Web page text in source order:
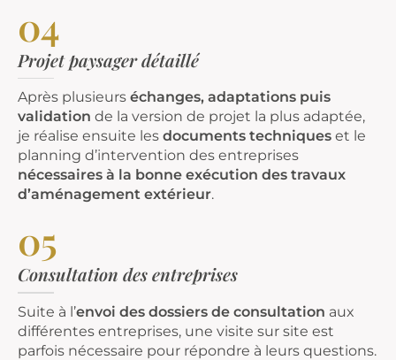
04
Projet paysager détaillé
Après plusieurs échanges, adaptations puis
validation de la version de projet la plus adaptée,
je réalise ensuite les documents techniques et le
planning d’intervention des entreprises
nécessaires à la bonne exécution des travaux
d’aménagement extérieur.
05
Consultation des entreprises
Suite à l’envoi des dossiers de consultation aux
différentes entreprises, une visite sur site est
parfois nécessaire pour répondre à leurs questions.